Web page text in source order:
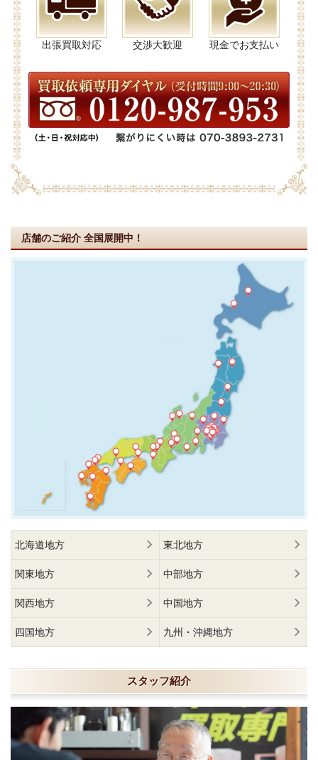
出張買取対応 交渉大歓迎 現金でお支払い
店舗のご紹介 全国展開中！
北海道地方 東北地方
関東地方 中部地方
関西地方 中国地方
四国地方 九州・沖縄地方
スタッフ紹介